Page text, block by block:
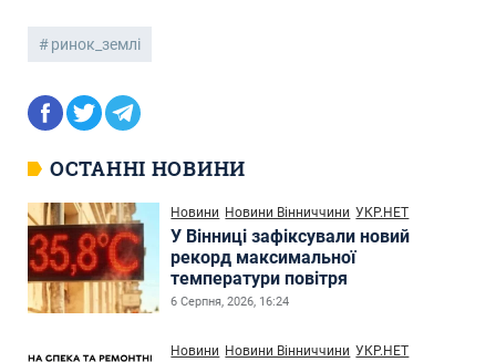
ринок_землі
ОСТАННІ НОВИНИ
Новини Новини Вінниччини УКР.НЕТ
У Вінниці зафіксували новий
рекорд максимальної
температури повітря
6 Серпня, 2026, 16:24
Новини Новини Вінниччини УКР.НЕТ